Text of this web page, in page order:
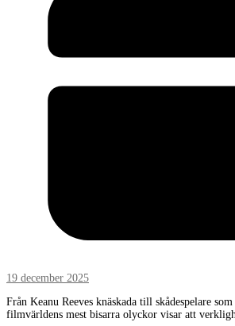
19 december 2025
Från Keanu Reeves knäskada till skådespelare
filmvärldens mest bisarra olyckor visar att